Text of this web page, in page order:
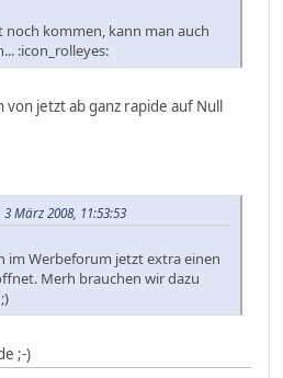
noch kommen, kann man auch
:icon_rolleyes:
jetzt ab ganz rapide auf Null
März 2008, 11:53:53
im Werbeforum jetzt extra einen
Merh brauchen wir dazu
;-)